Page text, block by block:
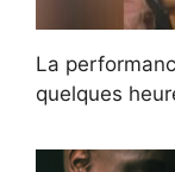
La
quelques